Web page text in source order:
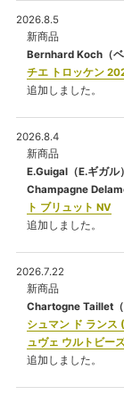
2026.8.5
新商品
Bernhard Koch（ベ
チエ トロッケン
追加しました。
2026.8.4
新商品
E.Guigal（E.ギガル）
Champagne
ト ブリュット NV
追加しました。
2026.7.22
新商品
Chartogne Taillet（
シュマン ド ランス
ュヴェ ウルトビー
追加しました。